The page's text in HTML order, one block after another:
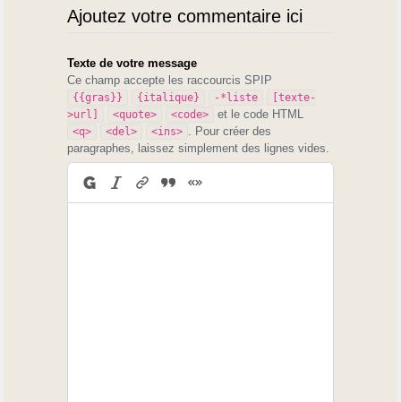
Ajoutez votre commentaire ici
Texte de votre message
Ce champ accepte les raccourcis SPIP
{{gras}} {italique} -*liste
[texte-
>url]
<quote> <code> et le code HTML
<q> <del> <ins>
. Pour créer des
paragraphes, laissez simplement des lignes vides.